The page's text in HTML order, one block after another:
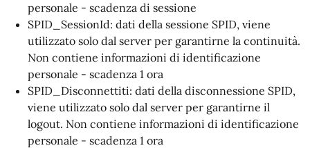
personale - scadenza di sessione
SPID_SessionId: dati della sessione SPID, viene
utilizzato solo dal server per garantirne la continuità.
Non contiene informazioni di identificazione
personale - scadenza 1 ora
SPID_Disconnettiti: dati della disconnessione SPID,
viene utilizzato solo dal server per garantirne il
logout. Non contiene informazioni di identificazione
personale - scadenza 1 ora